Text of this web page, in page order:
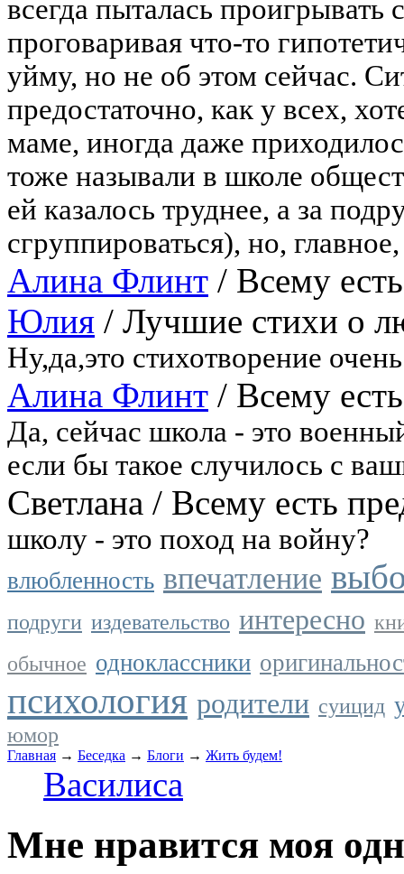
всегда пыталась
проговаривая что-то
уйму, но не об этом сейчас.
предостаточно, как у всех,
маме, иногда даже
тоже называли в школе
ей казалось труднее, а за
сгруппироваться), но,
Алина Флинт / Всему
Юлия / Лучшие стихи о
Ну,да,это стихотворение
Алина Флинт / Всему
Да, сейчас школа - это
если бы такое случилось с
Светлана / Всему есть
школу - это поход на войну?
влюбленность впечатление
подруги издевательство интересно
обычное одноклассники
психология родители суицид
юмор
Главная → Беседка → Блоги → Жить будем!
Василиса
Мне нравится моя